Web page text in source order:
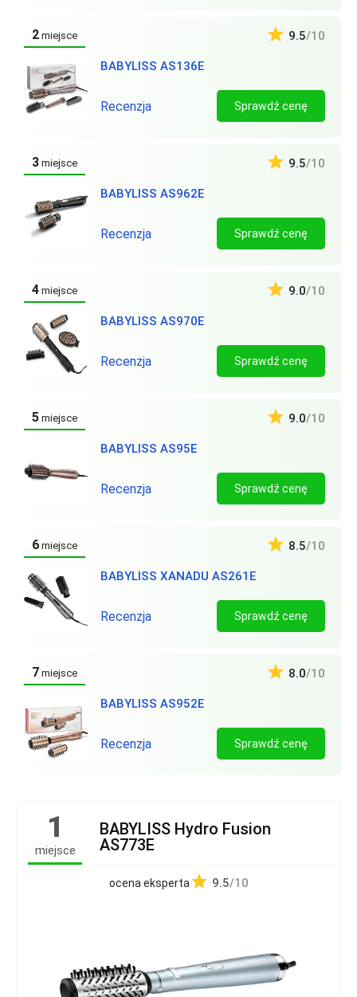
2 miejsce
BABYLISS AS136E
9.5/10
Recenzja Sprawdź cenę
3 miejsce
BABYLISS AS962E
9.5/10
Recenzja Sprawdź cenę
4 miejsce
BABYLISS AS970E
9.0/10
Recenzja Sprawdź cenę
5 miejsce
BABYLISS AS95E
9.0/10
Recenzja Sprawdź cenę
6 miejsce
BABYLISS XANADU AS261E
8.5/10
Recenzja Sprawdź cenę
7 miejsce
BABYLISS AS952E
8.0/10
Recenzja Sprawdź cenę
1
miejsce
BABYLISS Hydro Fusion
AS773E
ocena eksperta 9.5/10